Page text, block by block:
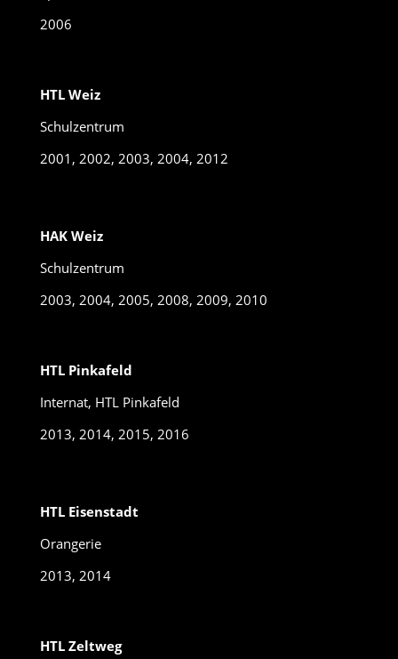
2006
HTL Weiz
Schulzentrum
2001, 2002, 2003, 2004, 2012
HAK Weiz
Schulzentrum
2003, 2004, 2005, 2008, 2009, 2010
HTL Pinkafeld
Internat, HTL Pinkafeld
2013, 2014, 2015, 2016
HTL Eisenstadt
Orangerie
2013, 2014
HTL Zeltweg